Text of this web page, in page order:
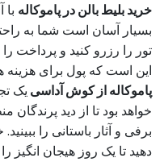
خرید بلیط بالن در پاموکاله
بسیار آسان است شما به
تور را رزرو کنید و پرداخت
این است که پول برای
پاموکاله از کوش آداسییک
خواهد بود تا از دید
برفی و آثار باستانی را
دهید تا یک روز هیجان انگیز